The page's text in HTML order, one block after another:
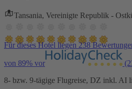
Tansania, Vereinigte Republik -
Für dieses Hotel liegen 238
von 89% vor
8- bzw. 9-tägige Flugreise, DZ inkl. AI